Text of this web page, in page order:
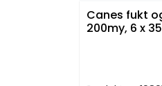
Canes fukt
200my, 6 x